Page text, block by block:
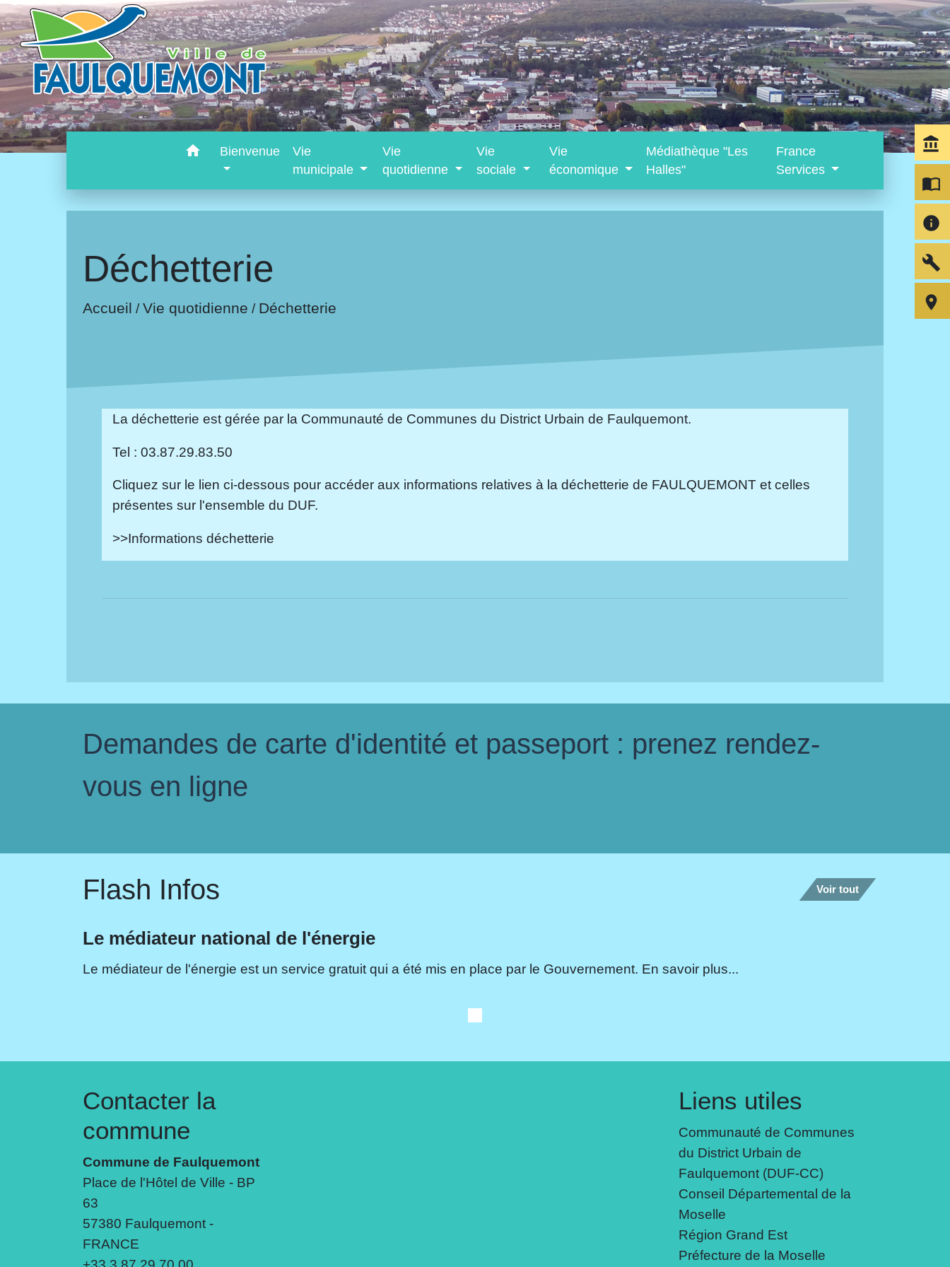
home Bienvenue
Vie
municipale
Vie
quotidienne
Vie
sociale
Vie
économique
Médiathèque "Les
Halles"
France
Services
Déchetterie
Accueil /Vie quotidienne / Déchetterie
La déchetterie est gérée par la Communauté de Communes du District Urbain de Faulquemont.
Tel : 03.87.29.83.50
Cliquez sur le lien ci-dessous pour accéder aux informations relatives à la déchetterie de FAULQUEMONT et celles
présentes sur l'ensemble du DUF.
>>Informations déchetterie
Demandes de carte d'identité et passeport : prenez rendez-
vous en ligne
Flash Infos Voir tout
Le médiateur national de l'énergie
Le médiateur de l'énergie est un service gratuit qui a été mis en place par le Gouvernement. En savoir plus...
account_balance
import_contacts
info
build
room
Contacter la
commune
Commune de Faulquemont
Place de l'Hôtel de Ville - BP
63
57380 Faulquemont -
FRANCE
Liens utiles
Communauté de Communes
du District Urbain de
Faulquemont (DUF-CC)
Conseil Départemental de la
Moselle
Région Grand Est
Préfecture de la Moselle